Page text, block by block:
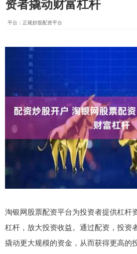
资者撬动财富杠杆
平台：正规炒股配资平台
淘银网股票配资平台为投资者提供杠杆
杠杆，放大投资收益。通过配资，投资
撬动更大规模的资金，从而获得更高的